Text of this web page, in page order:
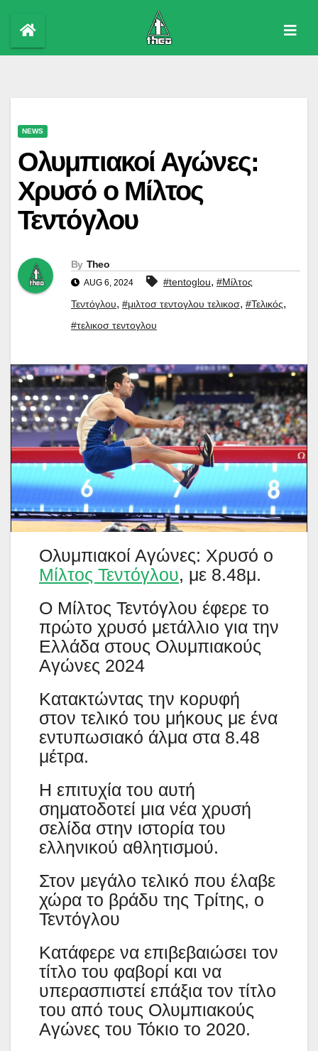
content
NEWS
Ολυμπιακοί Αγώνες:
Χρυσό ο Μίλτος
Τεντόγλου
By Theo
AUG 6, 2024 #tentoglou, #Μίλτος
Τεντόγλου, #μιλτοσ τεντογλου τελικοσ, #Τελικός,
#τελικοσ τεντογλου
Ολυμπιακοί Αγώνες: Χρυσό ο
Μίλτος Τεντόγλου, με 8.48μ.
Ο Μίλτος Τεντόγλου έφερε το
πρώτο χρυσό μετάλλιο για την
Ελλάδα στους Ολυμπιακούς
Αγώνες 2024
Κατακτώντας την κορυφή
στον τελικό του μήκους με ένα
εντυπωσιακό άλμα στα 8.48
μέτρα.
Η επιτυχία του αυτή
σηματοδοτεί μια νέα χρυσή
σελίδα στην ιστορία του
ελληνικού αθλητισμού.
Στον μεγάλο τελικό που έλαβε
χώρα το βράδυ της Τρίτης, ο
Τεντόγλου
Κατάφερε να επιβεβαιώσει τον
τίτλο του φαβορί και να
υπερασπιστεί επάξια τον τίτλο
του από τους Ολυμπιακούς
Αγώνες του Τόκιο το 2020.